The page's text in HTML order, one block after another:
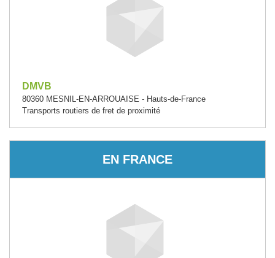
DMVB
80360 MESNIL-EN-ARROUAISE - Hauts-de-France
Transports routiers de fret de proximité
EN FRANCE